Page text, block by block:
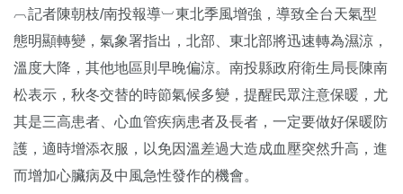
︹記者陳朝枝/南投報導︺東北季風增強，導致全台天氣型
態明顯轉變，氣象署指出，北部、東北部將迅速轉為濕涼，
溫度大降，其他地區則早晚偏涼。南投縣政府衛生局長陳南
松表示，秋冬交替的時節氣候多變，提醒民眾注意保暖，尤
其是三高患者、心血管疾病患者及長者，一定要做好保暖防
護，適時增添衣服，以免因溫差過大造成血壓突然升高，進
而增加心臟病及中風急性發作的機會。